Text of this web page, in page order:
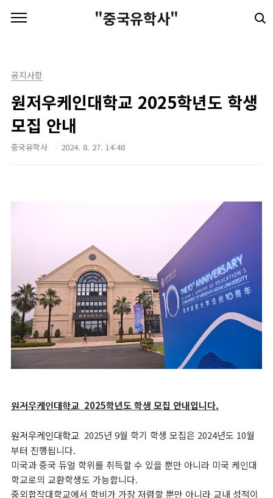
"중국유학사"
공지사항
원저우케인대학교 2025학년도 학생
모집 안내
중국유학사 2024. 8. 27. 14:48
원저우케인 대학교 2025학년도 학생 모집 안내입니다.
원저우케인 대학교
2025년 9월 학기 학생 모집은 2024년도 10월
부터 진행됩니다.
미국과 중국 듀얼 학위를 취득할 수 있을 뿐만 아니라 미국 케인대
학교로의 교환학생도 가능합니다.
중외합작대학교에서 학비가 가장 저렴할 뿐만 아니라 교내 성적이